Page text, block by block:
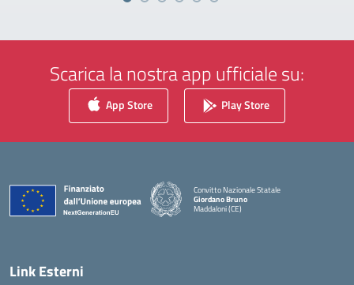
Scarica la nostra app ufficiale su:
App Store Play Store
Convitto Nazionale Statale
Giordano Bruno
Maddaloni (CE)
Link Esterni